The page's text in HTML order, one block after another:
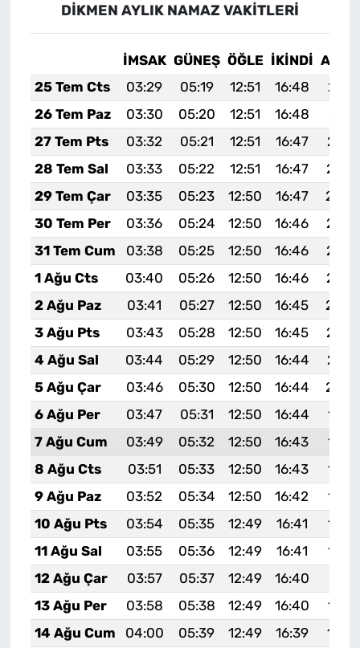
DİKMEN AYLIK NAMAZ VAKITLERI
İMSAK GÜNEŞ ÖĞLE İKINDI
25 Tem Cts
03:29 05:19 12:51 16:48
26 Tem Paz
03:30 05:20 12:51 16:48
27 Tem Pts
03:32 05:21 12:51 16:47
28 Tem Sal
03:33 05:22 12:51 16:47
29 Tem Çar
03:35 05:23 12:50 16:47
30 Tem Per
03:36 05:24 12:50 16:46
31 Tem Cum
03:38 05:25 12:50 16:46
1 Ağu Cts
03:40 05:26 12:50 16:46
2 Ağu Paz
03:41 05:27 12:50 16:45
3 Ağu Pts
03:43 05:28 12:50 16:45
4 Ağu Sal
03:44 05:29 12:50 16:44
5 Ağu Çar
03:46 05:30 12:50 16:44
6 Ağu Per
03:47 05:31 12:50 16:44
7 Ağu Cum
03:49 05:32 12:50 16:43
8 Ağu Cts
03:51 05:33 12:50 16:43
9 Ağu Paz
03:52 05:34 12:50 16:42
10 Ağu Pts
03:54 05:35 12:49 16:41
11 Ağu Sal
03:55 05:36 12:49 16:41
12 Ağu Çar
03:57 05:37 12:49 16:40
13 Ağu Per
03:58 05:38 12:49 16:40
14 Ağu Cum
04:00 05:39 12:49 16:39